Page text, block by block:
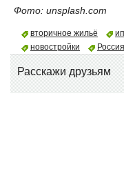
Фото: unsplash.com
вторичное жильё
новостройки
Россия
Расскажи друзьям